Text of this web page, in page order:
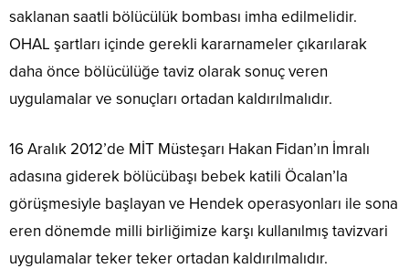
saklanan saatli bölücülük bombası imha edilmelidir.
OHAL şartları içinde gerekli kararnameler çıkarılarak
daha önce bölücülüğe taviz olarak sonuç veren
uygulamalar ve sonuçları ortadan kaldırılmalıdır.
16 Aralık 2012’de MİT Müsteşarı Hakan Fidan’ın İmralı
adasına giderek bölücübaşı bebek katili Öcalan’la
görüşmesiyle başlayan ve Hendek operasyonları ile sona
eren dönemde milli birliğimize karşı kullanılmış tavizvari
uygulamalar teker teker ortadan kaldırılmalıdır.